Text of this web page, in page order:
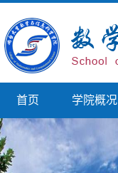
首页 学院概况